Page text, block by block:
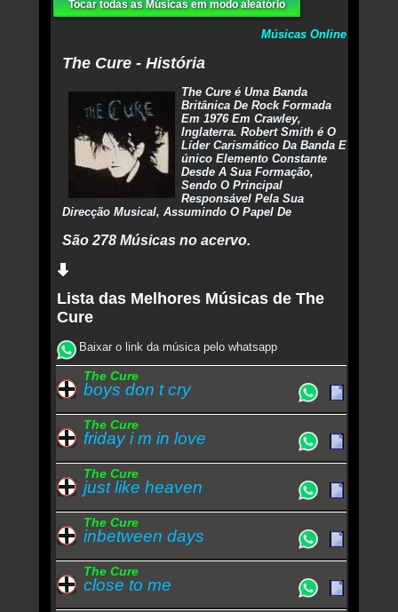
Tocar todas as Músicas em modo aleatório
Músicas Online
The Cure - História
The Cure é Uma Banda
Britânica De Rock Formada
Em 1976 Em Crawley,
Inglaterra. Robert Smith é O
Líder Carismático Da Banda E
único Elemento Constante
Desde A Sua Formação,
Sendo O Principal
Responsável Pela Sua
Direcção Musical, Assumindo O Papel De
São 278 Músicas no acervo.
Lista das Melhores Músicas de The
Cure
Baixar o link da música pelo whatsapp
The Cure
boys don t cry
The Cure
friday i m in love
The Cure
just like heaven
The Cure
inbetween days
The Cure
close to me